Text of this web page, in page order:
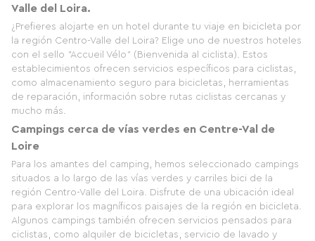
Valle del Loira.
¿Prefieres alojarte en un hotel durante tu viaje en bicicleta por
la región Centro-Valle del Loira? Elige uno de nuestros hoteles
con el sello "Accueil Vélo" (Bienvenida al ciclista). Estos
establecimientos ofrecen servicios específicos para ciclistas,
como almacenamiento seguro para bicicletas, herramientas
de reparación, información sobre rutas ciclistas cercanas y
mucho más.
Campings cerca de vías verdes en Centre-Val de
Loire
Para los amantes del camping, hemos seleccionado campings
situados a lo largo de las vías verdes y carriles bici de la
región Centro-Valle del Loira. Disfrute de una ubicación ideal
para explorar los magníficos paisajes de la región en bicicleta.
Algunos campings también ofrecen servicios pensados ​​para
ciclistas, como alquiler de bicicletas, servicio de lavado y